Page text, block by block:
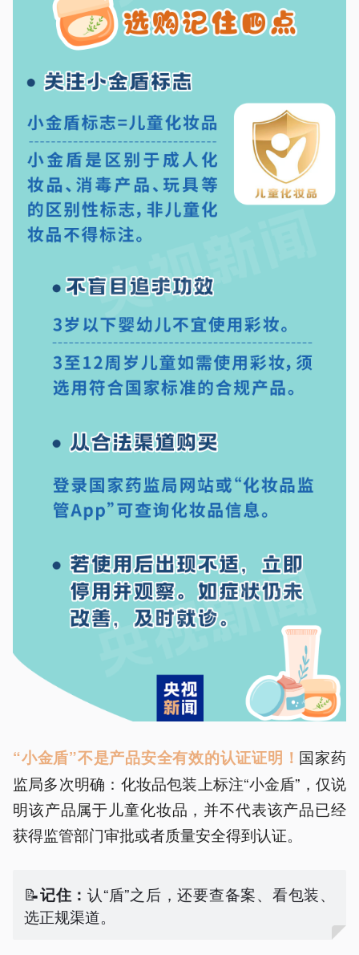
“小金盾”不是产品安全有效的认证证明！ 国家药
监局多次明确：化妆品包装上标注“小金盾”，仅说
明该产品属于儿童化妆品，并不代表该产品已经
获得监管部门审批或者质量安全得到认证。
📝记住： 认“盾”之后，还要查备案、看包装、
选正规渠道。